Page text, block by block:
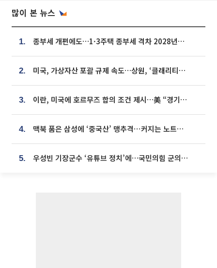
많이 본 뉴스
1. 종부세 개편에도…1·3주택 종부세 격차 2028년부터 확대
2. 미국, 가상자산 포괄 규제 속도…상원, ‘클래리티법’ 9월 절차투표 추진
3. 이란, 미국에 호르무즈 합의 조건 제시…美 “경기 아직 안 끝나” [종합]
4. 맥북 품은 삼성에 ‘중국산’ 맹추격⋯커지는 노트북 OLED 시장
5. 우성빈 기장군수 ‘유튜브 정치’에…국민의힘 군의원들 집단 반발